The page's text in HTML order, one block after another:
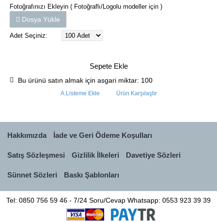
Fotoğrafınızı Ekleyin ( Fotoğraflı/Logolu modeller için )
Dosya Yükle
Adet Seçiniz:
Sepete Ekle
Bu ürünü satın almak için asgari miktar: 100
A.Listeme Ekle Ürün Karşılaştır
Hakkımızda İade ve Geri Ödeme Koşulları
Satış Sözleşmesi Gizlilik İlkeleri Davetiye Sözleri
Sünnet Sözleri Baskı Şablonları
Tel: 0850 756 59 46 - 7/24 Soru/Cevap Whatsapp: 0553 923 39 39